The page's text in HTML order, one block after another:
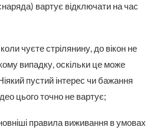
вартує відключати на час
чуєте стрілянину, до вікон не
випадку, оскільки це може
пустий інтерес чи бажання
цього точно не вартує;
правила виживання в умовах